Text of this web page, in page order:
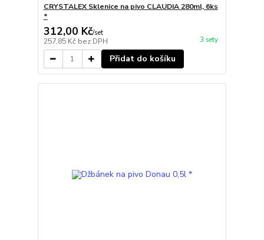
CRYSTALEX Sklenice na pivo CLAUDIA 280ml, 6ks
*
312,00 Kč/set
257,85 Kč bez DPH 3 sety
Přidat do košíku